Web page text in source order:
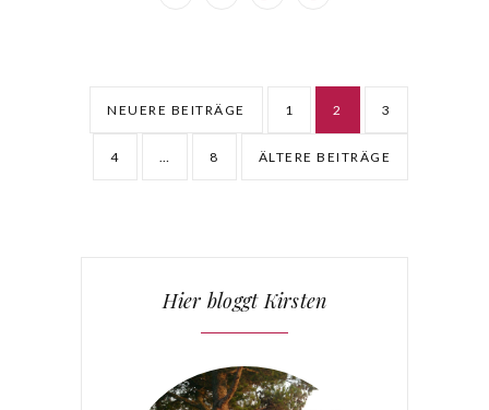
NEUERE BEITRÄGE 1 2 3
4 … 8 ÄLTERE BEITRÄGE
Hier bloggt Kirsten